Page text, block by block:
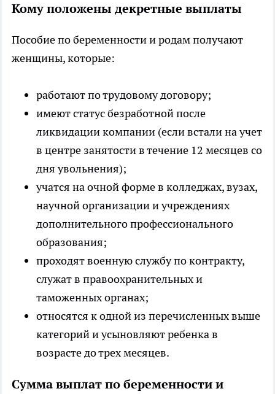
Кому положены декретные выплаты
Пособие по беременности и родам получают
женщины, которые:
работают по трудовому договору;
имеют статус безработной после
ликвидации компании (если встали на учет
в центре занятости в течение 12 месяцев со
дня увольнения);
учатся на очной форме в колледжах, вузах,
научной организации и учреждениях
дополнительного профессионального
образования;
проходят военную службу по контракту,
служат в правоохранительных и
таможенных органах;
относятся к одной из перечисленных выше
категорий и усыновляют ребенка в
возрасте до трех месяцев.
Сумма выплат по беременности и